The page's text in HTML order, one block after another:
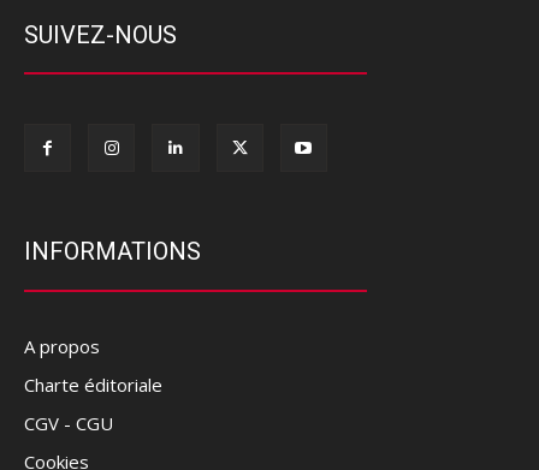
SUIVEZ-NOUS
INFORMATIONS
A propos
Charte éditoriale
CGV - CGU
Cookies